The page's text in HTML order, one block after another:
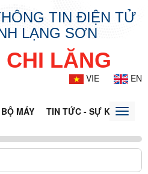
TIN ĐIỆN TỬ
LẠNG SƠN
CHI LĂNG
VIE EN
MÁY TIN TỨC - SỰ KIỆNToggle